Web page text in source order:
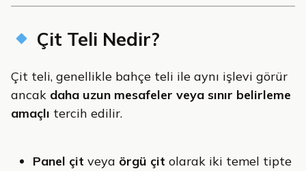
Çit Teli Nedir?
Çit teli, genellikle bahçe teli ile aynı işlevi görür
ancak daha uzun mesafeler veya sınır belirleme
amaçlı tercih edilir.
Panel çit veya örgü çit olarak iki temel tipte